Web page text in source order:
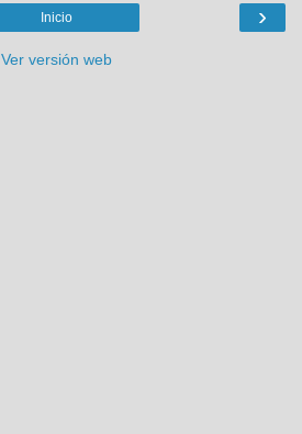
›
Inicio
Ver versión web